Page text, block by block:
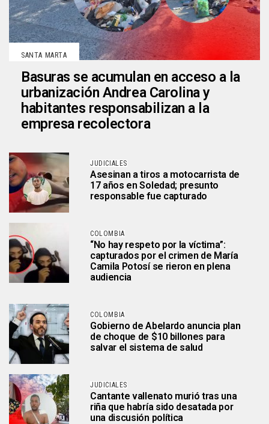
SANTA MARTA
Basuras se acumulan en acceso a la
urbanización Andrea Carolina y
habitantes responsabilizan a la
empresa recolectora
JUDICIALES
Asesinan a tiros a motocarrista de
17 años en Soledad; presunto
responsable fue capturado
COLOMBIA
“No hay respeto por la víctima”:
capturados por el crimen de María
Camila Potosí se rieron en plena
audiencia
COLOMBIA
Gobierno de Abelardo anuncia plan
de choque de $10 billones para
salvar el sistema de salud
JUDICIALES
Cantante vallenato murió tras una
riña que habría sido desatada por
una discusión política